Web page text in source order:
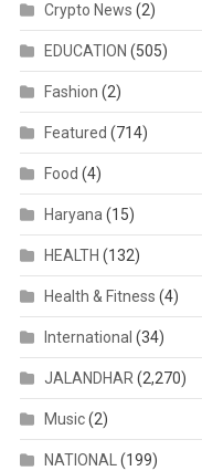
Crypto News (2)
EDUCATION (505)
Fashion (2)
Featured (714)
Food (4)
Haryana(15)
HEALTH (132)
Health & Fitness (4)
International (34)
JALANDHAR(2,270)
Music(2)
NATIONAL(199)